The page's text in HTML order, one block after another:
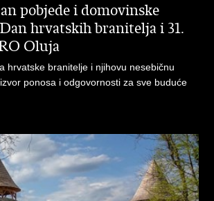
pobjede i domovinske
hrvatskih branitelja i 31.
Oluja
hrvatske branitelje i njihovu nesebičnu
ponosa i odgovornosti za sve buduće